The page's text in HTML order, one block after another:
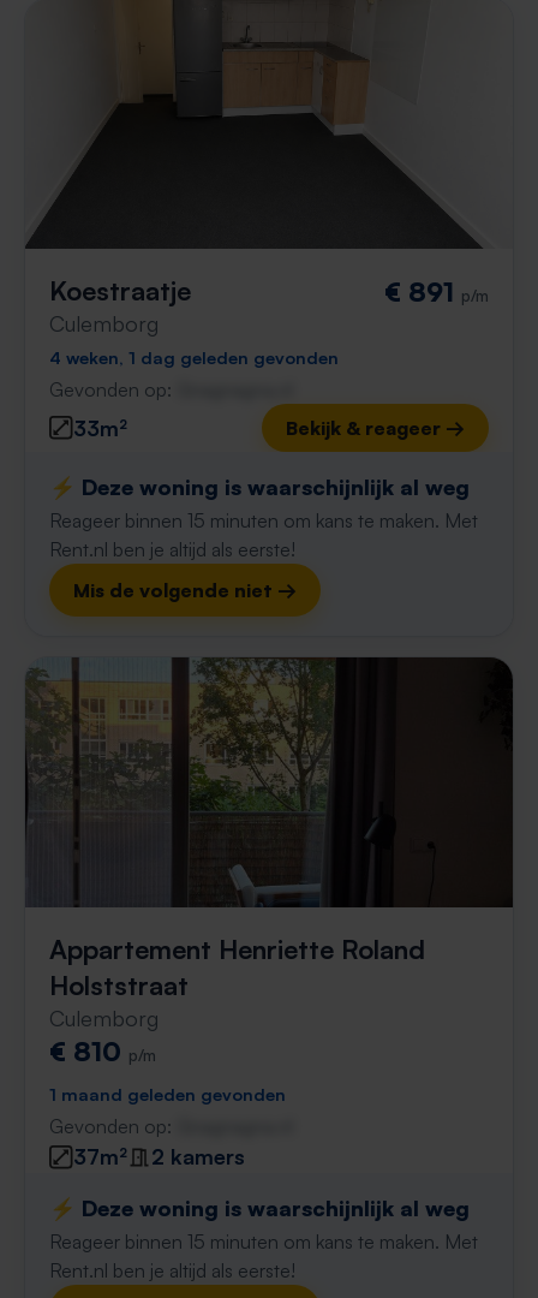
Koestraatje
Culemborg
€ 891 p/m
4 weken, 1 dag geleden gevonden
Gevonden op:
33m² Bekijk & reageer →
⚡️ Deze woning is waarschijnlijk al weg
Reageer binnen 15 minuten om kans te maken. Met
Rent.nl ben je altijd als eerste!
Mis de volgende niet →
Appartement Henriette Roland
Holststraat
Culemborg
€ 810 p/m
1 maand geleden gevonden
Gevonden op:
37m²
2 kamers
⚡️ Deze woning is waarschijnlijk al weg
Reageer binnen 15 minuten om kans te maken. Met
Rent.nl ben je altijd als eerste!